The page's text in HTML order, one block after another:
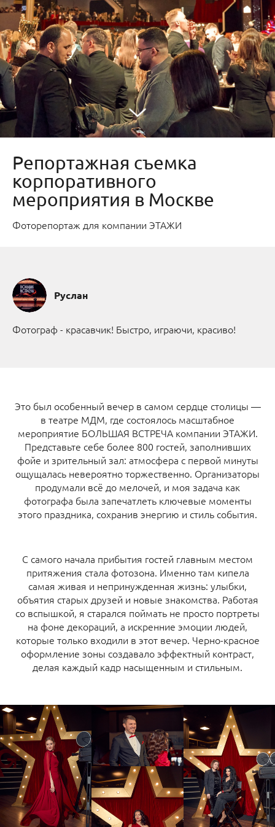
Репортажная съемка
корпоративного
мероприятия в Москве
Фоторепортаж для компании ЭТАЖИ
Руслан
Фотограф - красавчик! Быстро, играючи, красиво!
Это был особенный вечер в самом сердце столицы —
в театре МДМ, где состоялось масштабное
мероприятие БОЛЬШАЯ ВСТРЕЧА компании ЭТАЖИ.
Представьте себе более 800 гостей, заполнивших
фойе и зрительный зал: атмосфера с первой минуты
ощущалась невероятно торжественно. Организаторы
продумали всё до мелочей, и моя задача как
фотографа была запечатлеть ключевые моменты
этого праздника, сохранив энергию и стиль события.
С самого начала прибытия гостей главным местом
притяжения стала фотозона. Именно там кипела
самая живая и непринужденная жизнь: улыбки,
объятия старых друзей и новые знакомства. Работая
со вспышкой, я старался поймать не просто портреты
на фоне декораций, а искренние эмоции людей,
которые только входили в этот вечер. Черно-красное
оформление зоны создавало эффектный контраст,
делая каждый кадр насыщенным и стильным.